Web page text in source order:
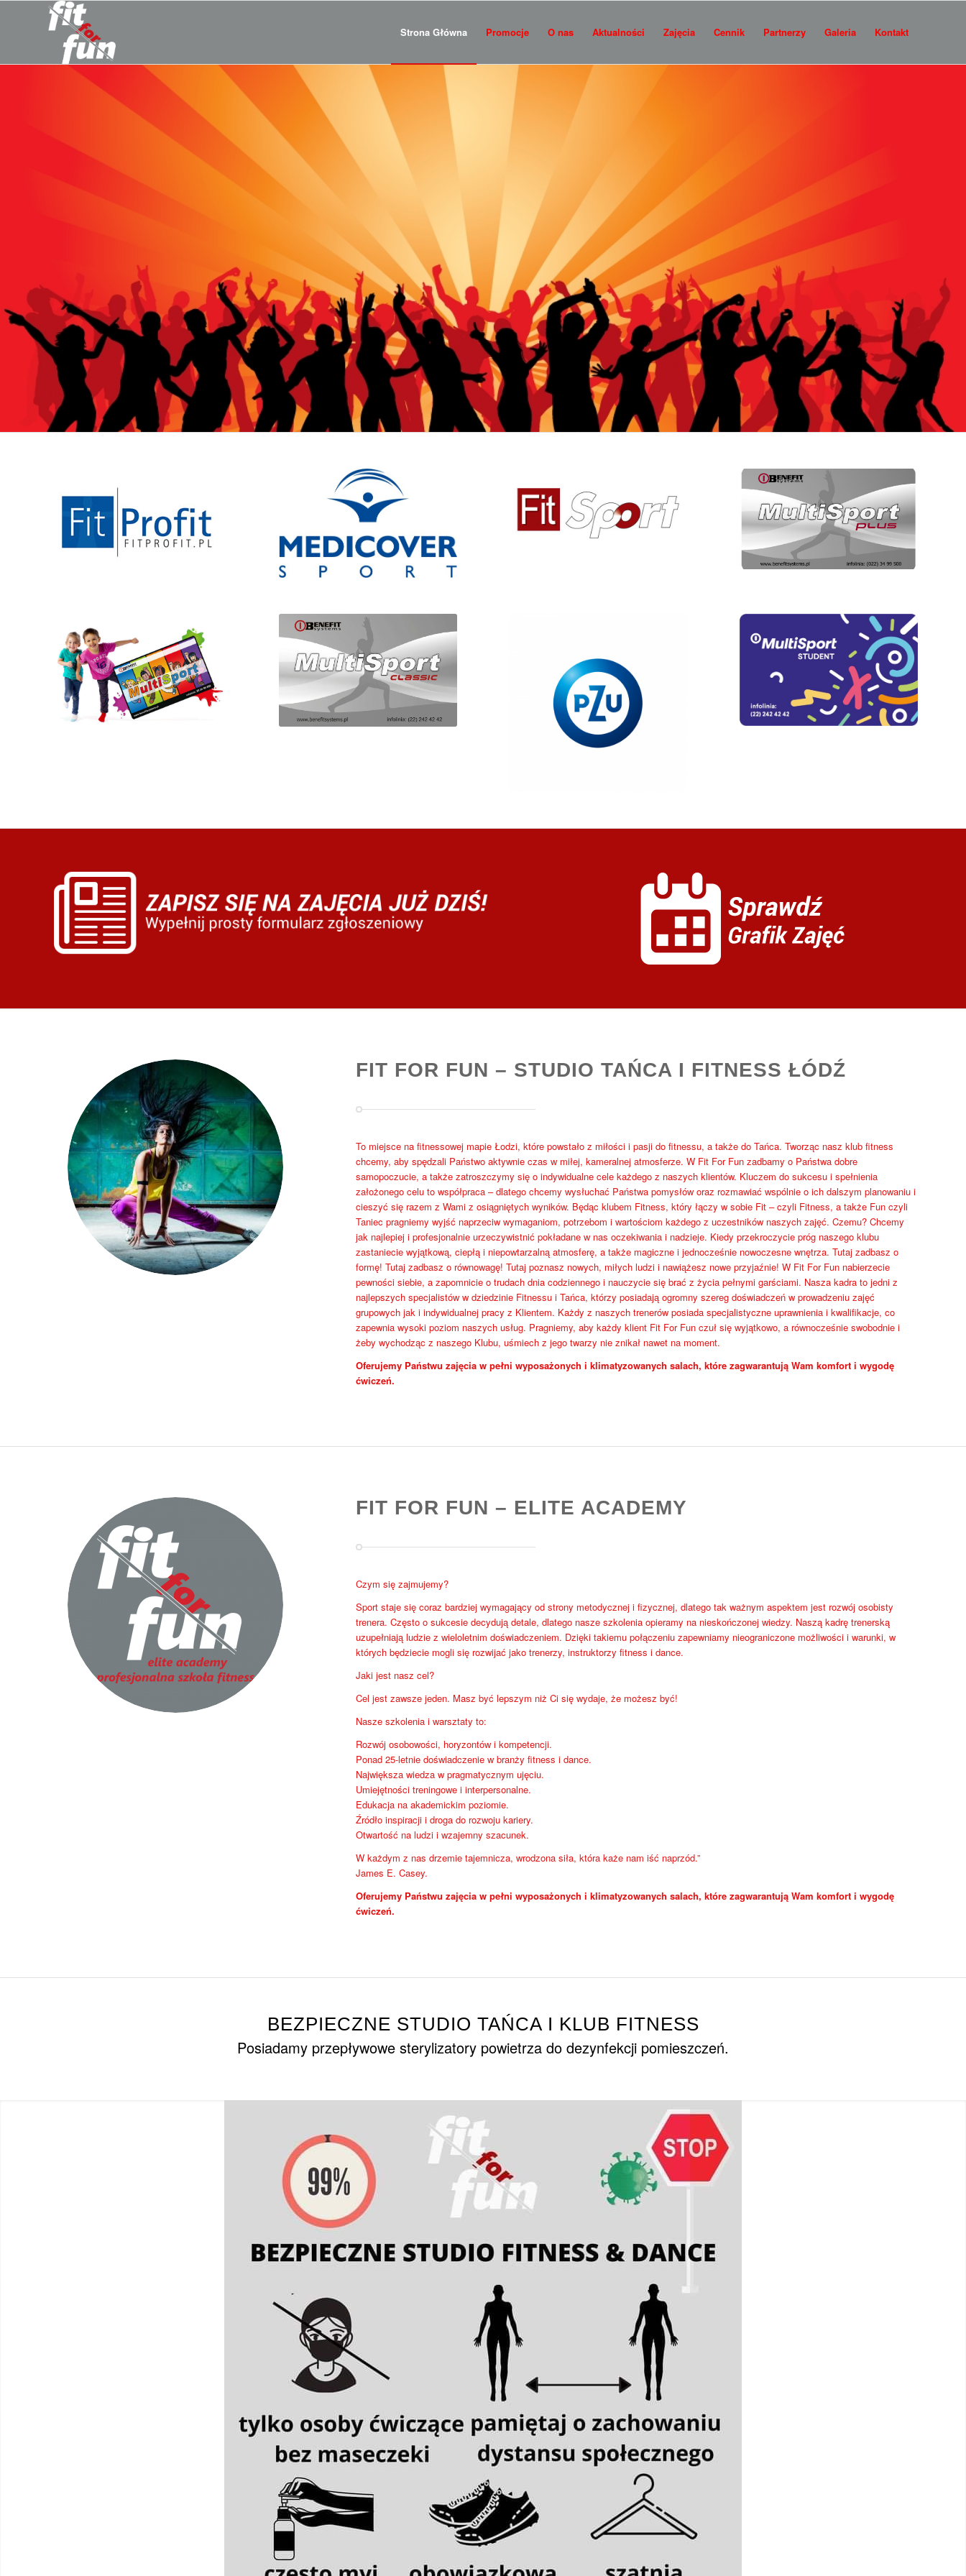
Strona Główna Promocje O nas Aktualności Zajęcia Cennik Partnerzy Galeria Kontakt
FIT FOR FUN – STUDIO TAŃCA I FITNESS ŁÓDŹ
To miejsce na fitnessowej mapie Łodzi, które powstało z miłości i pasji do fitnessu, a także do Tańca. Tworząc nasz klub fitness
chcemy, aby spędzali Państwo aktywnie czas w miłej, kameralnej atmosferze. W Fit For Fun zadbamy o Państwa dobre
samopoczucie, a także zatroszczymy się o indywidualne cele każdego z naszych klientów. Kluczem do sukcesu i spełnienia
założonego celu to współpraca – dlatego chcemy wysłuchać Państwa pomysłów oraz rozmawiać wspólnie o ich dalszym planowaniu i
cieszyć się razem z Wami z osiągniętych wyników. Będąc klubem Fitness, który łączy w sobie Fit – czyli Fitness, a także Fun czyli
Taniec pragniemy wyjść naprzeciw wymaganiom, potrzebom i wartościom każdego z uczestników naszych zajęć. Czemu? Chcemy
jak najlepiej i profesjonalnie urzeczywistnić pokładane w nas oczekiwania i nadzieje. Kiedy przekroczycie próg naszego klubu
zastaniecie wyjątkową, ciepłą i niepowtarzalną atmosferę, a także magiczne i jednocześnie nowoczesne wnętrza. Tutaj zadbasz o
formę! Tutaj zadbasz o równowagę! Tutaj poznasz nowych, miłych ludzi i nawiążesz nowe przyjaźnie! W Fit For Fun nabierzecie
pewności siebie, a zapomnicie o trudach dnia codziennego i nauczycie się brać z życia pełnymi garściami. Nasza kadra to jedni z
najlepszych specjalistów w dziedzinie Fitnessu i Tańca, którzy posiadają ogromny szereg doświadczeń w prowadzeniu zajęć
grupowych jak i indywidualnej pracy z Klientem. Każdy z naszych trenerów posiada specjalistyczne uprawnienia i kwalifikacje, co
zapewnia wysoki poziom naszych usług. Pragniemy, aby każdy klient Fit For Fun czuł się wyjątkowo, a równocześnie swobodnie i
żeby wychodząc z naszego Klubu, uśmiech z jego twarzy nie znikał nawet na moment.
Oferujemy Państwu zajęcia w pełni wyposażonych i klimatyzowanych salach, które zagwarantują Wam komfort i wygodę
ćwiczeń.
FIT FOR FUN – ELITE ACADEMY
Czym się zajmujemy?
Sport staje się coraz bardziej wymagający od strony metodycznej i fizycznej, dlatego tak ważnym aspektem jest rozwój osobisty
trenera. Często o sukcesie decydują detale, dlatego nasze szkolenia opieramy na nieskończonej wiedzy. Naszą kadrę trenerską
uzupełniają ludzie z wieloletnim doświadczeniem. Dzięki takiemu połączeniu zapewniamy nieograniczone możliwości i warunki, w
których będziecie mogli się rozwijać jako trenerzy, instruktorzy fitness i dance.
Jaki jest nasz cel?
Cel jest zawsze jeden. Masz być lepszym niż Ci się wydaje, że możesz być!
Nasze szkolenia i warsztaty to:
Rozwój osobowości, horyzontów i kompetencji.
Ponad 25-letnie doświadczenie w branży fitness i dance.
Największa wiedza w pragmatycznym ujęciu.
Umiejętności treningowe i interpersonalne.
Edukacja na akademickim poziomie.
Źródło inspiracji i droga do rozwoju kariery.
Otwartość na ludzi i wzajemny szacunek.
W każdym z nas drzemie tajemnicza, wrodzona siła, która każe nam iść naprzód.”
James E. Casey.
Oferujemy Państwu zajęcia w pełni wyposażonych i klimatyzowanych salach, które zagwarantują Wam komfort i wygodę
ćwiczeń.
BEZPIECZNE STUDIO TAŃCA I KLUB FITNESS
Posiadamy przepływowe sterylizatory powietrza do dezynfekcji pomieszczeń.